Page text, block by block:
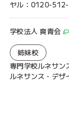
ヤル：0120-
学校法人 爽青会
姉妹校
専門学校ルネサン
ルネサンス・デザ